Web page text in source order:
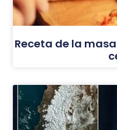
Receta de la